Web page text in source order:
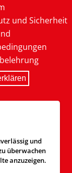
und Sicherheit
und
überwachen
anzuzeigen.